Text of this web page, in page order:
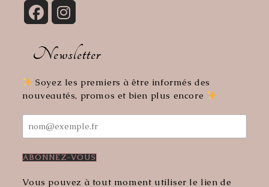
un
onglet
un
onglet
Newsletter
Soyez les premiers à être informés des
nouveautés, promos et bien plus encore
Vous pouvez à tout moment utiliser le lien de